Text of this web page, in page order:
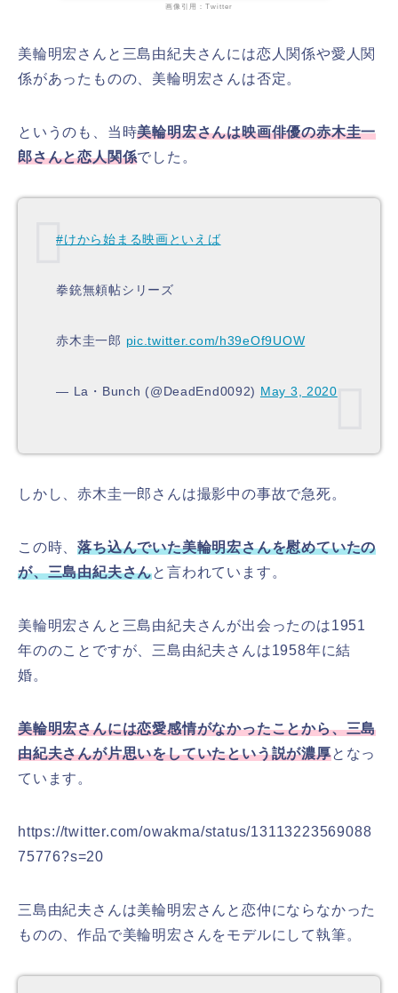
画像引用：Twitter
美輪明宏さんと三島由紀夫さんには恋人関係や愛人関
係があったものの、美輪明宏さんは否定。
というのも、当時美輪明宏さんは映画俳優の赤木圭一
郎さんと恋人関係でした。
#けから始まる映画といえば
拳銃無頼帖シリーズ
赤木圭一郎 pic.twitter.com/h39eOf9UOW
— La・Bunch (@DeadEnd0092) May 3, 2020
しかし、赤木圭一郎さんは撮影中の事故で急死。
この時、落ち込んでいた美輪明宏さんを慰めていたの
が、三島由紀夫さんと言われています。
美輪明宏さんと三島由紀夫さんが出会ったのは1951
年ののことですが、三島由紀夫さんは1958年に結
婚。
美輪明宏さんには恋愛感情がなかったことから、三島
由紀夫さんが片思いをしていたという説が濃厚となっ
ています。
https://twitter.com/owakma/status/13113223569088
75776?s=20
三島由紀夫さんは美輪明宏さんと恋仲にならなかった
ものの、作品で美輪明宏さんをモデルにして執筆。